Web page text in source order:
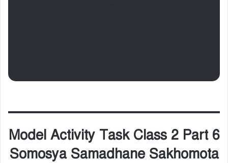
Model Activity Task Class 2 Part 6
Somosya Samadhane Sakhomota